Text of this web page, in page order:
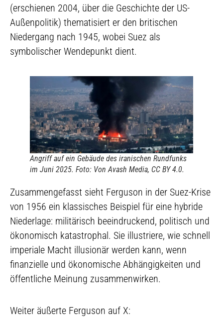
(erschienen 2004, über die Geschichte der US-
Außenpolitik) thematisiert er den britischen
Niedergang nach 1945, wobei Suez als
symbolischer Wendepunkt dient.
Angriff auf ein Gebäude des iranischen Rundfunks
im Juni 2025. Foto: Von Avash Media, CC BY 4.0.
Zusammengefasst sieht Ferguson in der Suez-Krise
von 1956 ein klassisches Beispiel für eine hybride
Niederlage: militärisch beeindruckend, politisch und
ökonomisch katastrophal. Sie illustriere, wie schnell
imperiale Macht illusionär werden kann, wenn
finanzielle und ökonomische Abhängigkeiten und
öffentliche Meinung zusammenwirken.
Weiter äußerte Ferguson auf X: